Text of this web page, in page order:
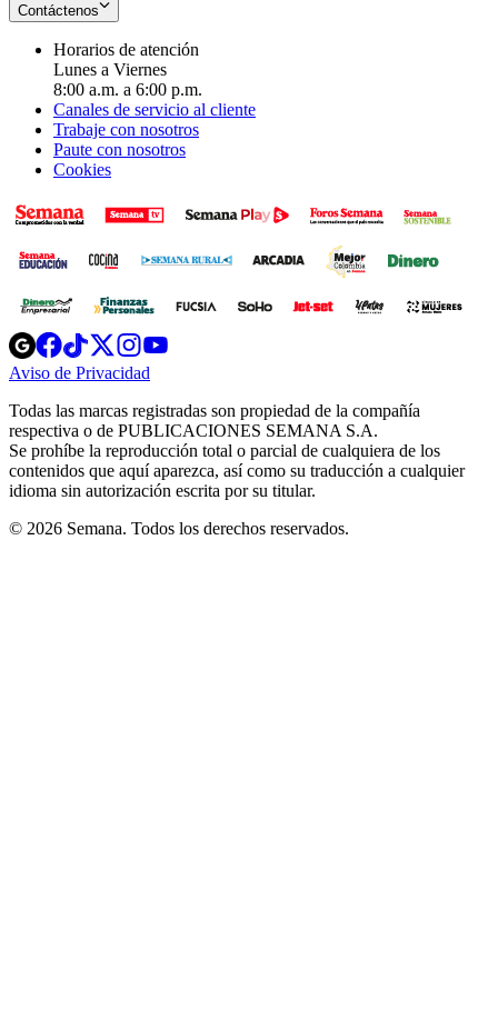
Contáctenos
Horarios de atención
Lunes a Viernes
8:00 a.m. a 6:00 p.m.
Canales de servicio al cliente
Trabaje con nosotros
Paute con nosotros
Cookies
Opens
in
new
Opens
in
new
Opens
in
new
window
Opens
new
windowwindow
Aviso de Privacidad
new
window
Todas las marcas registradas son propiedad de la compañía
respectiva o de PUBLICACIONES SEMANA S.A.
Se prohíbe la reproducción total o parcial de cualquiera de los
contenidos que aquí aparezca, así como su traducción a cualquier
idioma sin autorización escrita por su titular.
© 2026 Semana. Todos los derechos reservados.